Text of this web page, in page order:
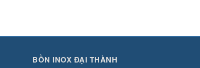
BỒN INOX ĐẠI THÀNH